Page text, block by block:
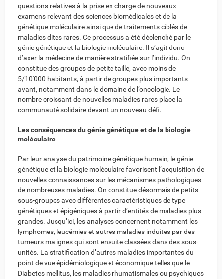
questions relatives à la prise en charge de nouveaux
examens relevant des sciences biomédicales et de la
génétique moléculaire ainsi que de traitements ciblés de
maladies dites rares. Ce processus a été déclenché par le
génie génétique et la biologie moléculaire. Il s’agit donc
d’axer la médecine de manière stratifiée sur l’individu. On
constitue des groupes de petite taille, avec moins de
5/10'000 habitants, à partir de groupes plus importants
avant, notamment dans le domaine de l’oncologie. Le
nombre croissant de nouvelles maladies rares place la
communauté solidaire devant un nouveau défi.
Les conséquences du génie génétique et de la biologie
moléculaire
Par leur analyse du patrimoine génétique humain, le génie
génétique et la biologie moléculaire favorisent l’acquisition de
nouvelles connaissances sur les mécanismes pathologiques
de nombreuses maladies. On constitue désormais de petits
sous-groupes avec différentes caractéristiques de type
génétiques et épigéniques à partir d’entités de maladies plus
grandes. Jusqu’ici, les analyses concernent notamment les
lymphomes, leucémies et autres maladies induites par des
tumeurs malignes qui sont ensuite classées dans des sous-
unités. La stratification d’autres maladies importantes du
point de vue épidémiologique et économique telles que le
Diabetes mellitus, les maladies rhumatismales ou psychiques